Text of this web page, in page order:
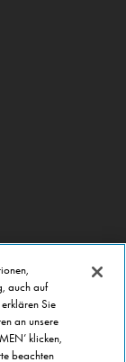
auch auf
Sie
an unsere
klicken,
beachten